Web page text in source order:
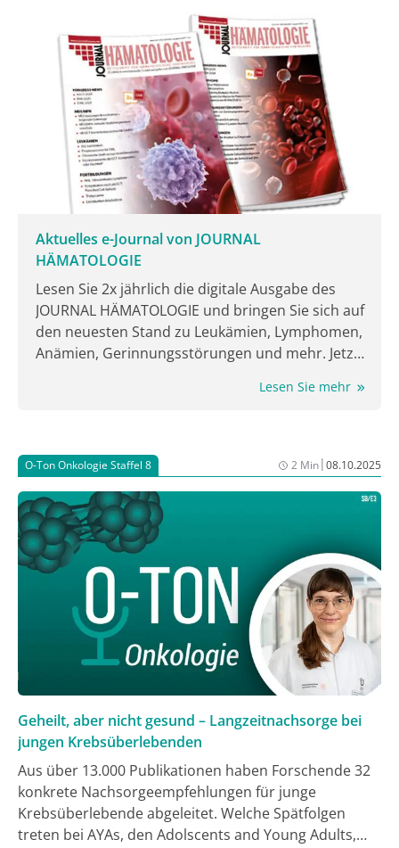
Aktuelles e-Journal von JOURNAL
HÄMATOLOGIE
Lesen Sie 2x jährlich die digitale Ausgabe des
JOURNAL HÄMATOLOGIE und bringen Sie sich auf
den neuesten Stand zu Leukämien, Lymphomen,
Anämien, Gerinnungsstörungen und mehr. Jetzt
Lesen Sie mehr
O-Ton Onkologie Staffel 8 2 Min|08.10.2025
Geheilt, aber nicht gesund – Langzeitnachsorge bei
jungen Krebsüberlebenden
Aus über 13.000 Publikationen haben Forschende 32
konkrete Nachsorgeempfehlungen für junge
Krebsüberlebende abgeleitet. Welche Spätfolgen
treten bei AYAs, den Adolscents and Young Adults,